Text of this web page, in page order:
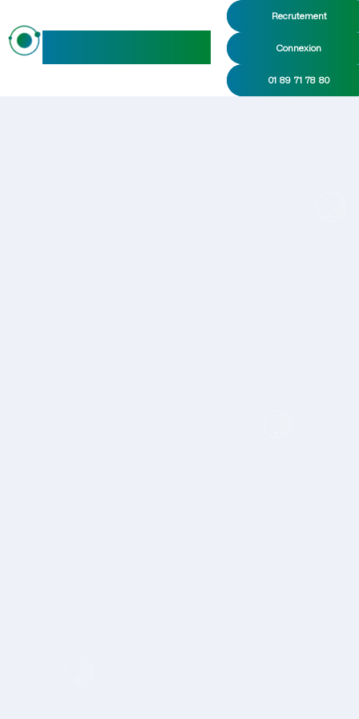
Recrutement
Connexion
01 89 71 78 80